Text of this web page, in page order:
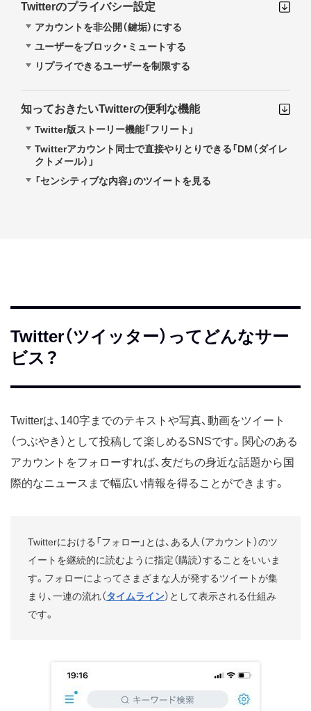
Twitterのプライバシー設定
アカウントを非公開（鍵垢）にする
ユーザーをブロック・ミュートする
リプライできるユーザーを制限する
知っておきたいTwitterの便利な機能
Twitter版ストーリー機能「フリート」
Twitterアカウント同士で直接やりとりできる「DM（ダイレ
クトメール）」
「センシティブな内容」のツイートを見る
Twitter（ツイッター）ってどんなサー
ビス？
Twitterは、140字までのテキストや写真、動画をツイート
（つぶやき）として投稿して楽しめるSNSです。関心のある
アカウントをフォローすれば、友だちの身近な話題から国
際的なニュースまで幅広い情報を得ることができます。
Twitterにおける「フォロー」とは、ある人（アカウント）のツ
イートを継続的に読むように指定（購読）することをいいま
す。フォローによってさまざまな人が発するツイートが集
まり、一連の流れ（タイムライン）として表示される仕組み
です。